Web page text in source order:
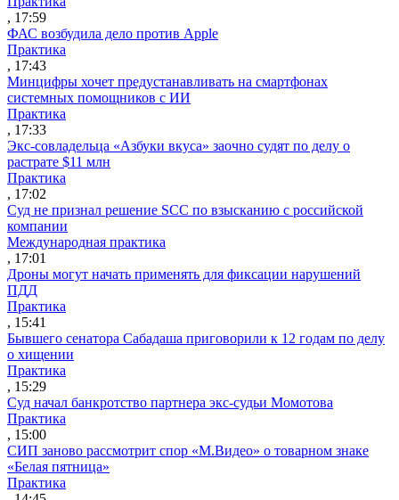
, 17:59
ФАС возбудила дело против Apple
Практика
, 17:43
Минцифры хочет предустанавливать на смартфонах
системных помощников с ИИ
Практика
, 17:33
Экс-совладельца «Азбуки вкуса» заочно судят по делу о
растрате $11 млн
Практика
, 17:02
Суд не признал решение SCC по взысканию с российской
компании
Международная практика
, 17:01
Дроны могут начать применять для фиксации нарушений
ПДД
Практика
, 15:41
Бывшего сенатора Сабадаша приговорили к 12 годам по делу
о хищении
Практика
, 15:29
Суд начал банкротство партнера экс-судьи Момотова
Практика
, 15:00
СИП заново рассмотрит спор «М.Видео» о товарном знаке
«Белая пятница»
Практика